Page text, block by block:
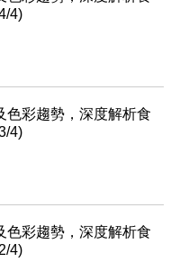
4)
色彩趨勢，深度解析食
4)
色彩趨勢，深度解析食
4)